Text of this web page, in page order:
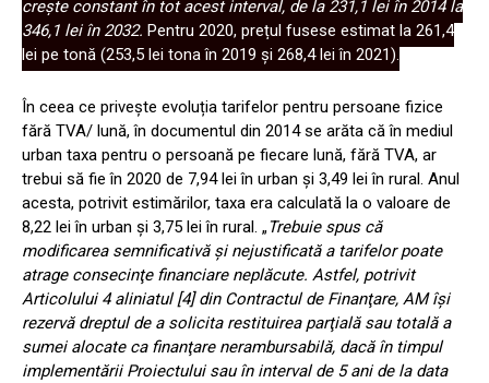
crește constant în tot acest interval, de la 231,1 lei în 2014 la
346,1 lei în 2032. Pentru 2020, prețul fusese estimat la 261,4
lei pe tonă (253,5 lei tona în 2019 și 268,4 lei în 2021).
În ceea ce privește evoluția tarifelor pentru persoane fizice
fără TVA/ lună, în documentul din 2014 se arăta că în mediul
urban taxa pentru o persoană pe fiecare lună, fără TVA, ar
trebui să fie în 2020 de 7,94 lei în urban și 3,49 lei în rural. Anul
acesta, potrivit estimărilor, taxa era calculată la o valoare de
8,22 lei în urban și 3,75 lei în rural. „Trebuie spus că
modificarea semnificativă şi nejustificată a tarifelor poate
atrage consecinţe financiare neplăcute. Astfel, potrivit
Articolului 4 aliniatul [4] din Contractul de Finanţare, AM îşi
rezervă dreptul de a solicita restituirea parţială sau totală a
sumei alocate ca finanţare nerambursabilă, dacă în timpul
implementării Proiectului sau în interval de 5 ani de la data